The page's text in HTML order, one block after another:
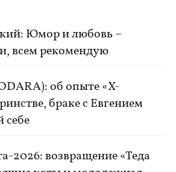
Юмор и любовь –
всем рекомендую
об опыте «Х-
браке с Евгением
себе
2026: возвращение «Теда